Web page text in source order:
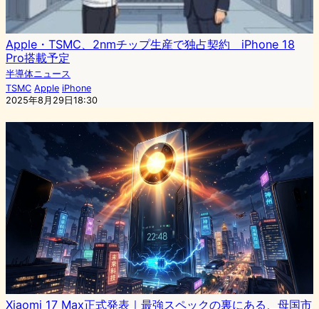
Apple・TSMC、2nmチップ生産で独占契約 iPhone 18
Pro搭載予定
半導体ニュース
TSMC Apple iPhone
2025年8月29日18:30
Xiaomi 17 Max正式発表｜最強スペックの裏にある、母国市